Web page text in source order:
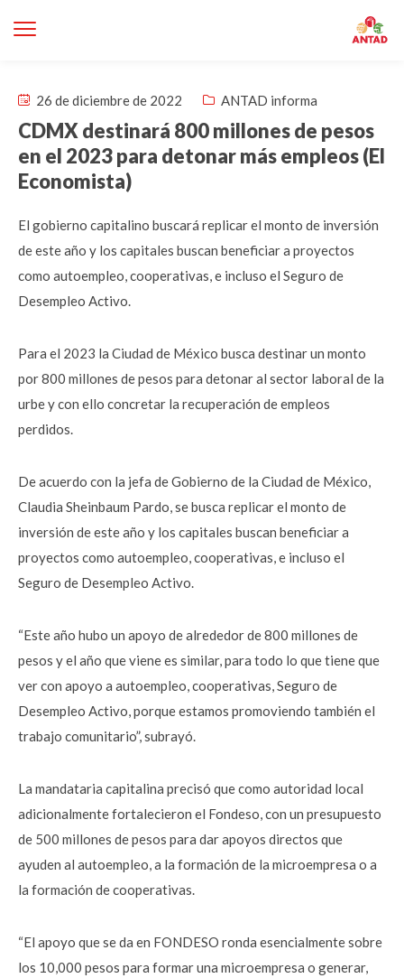
26 de diciembre de 2022 ANTAD informa
CDMX destinará 800 millones de pesos
en el 2023 para detonar más empleos (El
Economista)
El gobierno capitalino buscará replicar el monto de inversión
de este año y los capitales buscan beneficiar a proyectos
como autoempleo, cooperativas, e incluso el Seguro de
Desempleo Activo.
Para el 2023 la Ciudad de México busca destinar un monto
por 800 millones de pesos para detonar al sector laboral de la
urbe y con ello concretar la recuperación de empleos
perdidos.
De acuerdo con la jefa de Gobierno de la Ciudad de México,
Claudia Sheinbaum Pardo, se busca replicar el monto de
inversión de este año y los capitales buscan beneficiar a
proyectos como autoempleo, cooperativas, e incluso el
Seguro de Desempleo Activo.
“Este año hubo un apoyo de alrededor de 800 millones de
pesos y el año que viene es similar, para todo lo que tiene que
ver con apoyo a autoempleo, cooperativas, Seguro de
Desempleo Activo, porque estamos promoviendo también el
trabajo comunitario”, subrayó.
La mandataria capitalina precisó que como autoridad local
adicionalmente fortalecieron el Fondeso, con un presupuesto
de 500 millones de pesos para dar apoyos directos que
ayuden al autoempleo, a la formación de la microempresa o a
la formación de cooperativas.
“El apoyo que se da en FONDESO ronda esencialmente sobre
los 10,000 pesos para formar una microempresa o generar,